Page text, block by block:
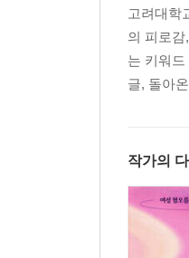
고려대학
의 피로
는 키워
글, 돌아
작가의